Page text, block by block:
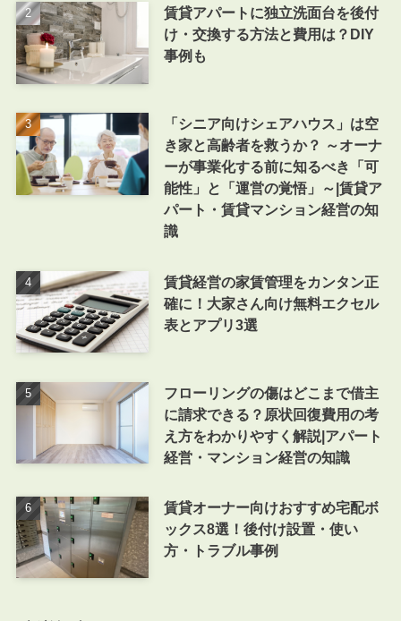
賃貸アパートに独立洗面台を後付
け・交換する方法と費用は？DIY
事例も
「シニア向けシェアハウス」は空
き家と高齢者を救うか？ ～オーナ
ーが事業化する前に知るべき「可
能性」と「運営の覚悟」～|賃貸ア
パート・賃貸マンション経営の知
識
賃貸経営の家賃管理をカンタン正
確に！大家さん向け無料エクセル
表とアプリ3選
フローリングの傷はどこまで借主
に請求できる？原状回復費用の考
え方をわかりやすく解説|アパート
経営・マンション経営の知識
賃貸オーナー向けおすすめ宅配ボ
ックス8選！後付け設置・使い
方・トラブル事例